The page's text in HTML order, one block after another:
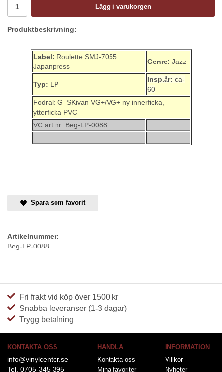
Lägg i varukorgen
Produktbeskrivning:
Label: Roulette SMJ-7055
Japanpress
Genre: Jazz
Typ: LP
Insp.år: ca-
60
Fodral: G SKivan VG+/VG+ ny innerficka,
ytterficka PVC
VC art.nr: Beg-LP-0088
Spara som favorit
Artikelnummer:
Beg-LP-0088
Fri frakt vid köp över 1500 kr
Snabba leveranser (1-3 dagar)
Trygg betalning
KONTAKTA OSS
info@vinylcenter.se
Tel. 0705-345 395
HANDLA
Kontakta oss
Mina favoriter
INFORMATION
Villkor
Nyheter